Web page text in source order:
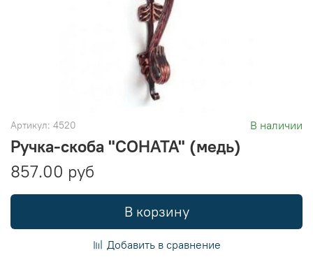
Артикул: 4520 В наличии
Ручка-скоба "СОНАТА" (медь)
857.00 руб
В корзину
Добавить в сравнение